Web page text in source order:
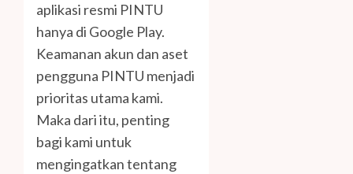
aplikasi resmi PINTU
hanya di Google Play.
Keamanan akun dan aset
pengguna PINTU menjadi
prioritas utama kami.
Maka dari itu, penting
bagi kami untuk
mengingatkan tentang